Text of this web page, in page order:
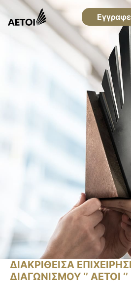
ΔΙΑΚΡΙΘΕΙΣΑ
ΔΙΑΓΩΝΙΣΜΟΥ ‘’ ΑΕΤΟΙ ‘’